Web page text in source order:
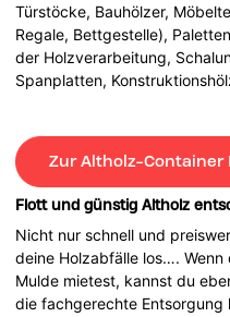
Türstöcke, Bauhölzer,
Regale, Bettgestelle),
der Holzverarbeitung,
Spanplatten,
Zur Altholz-Container
Flott und günstig Altholz
Nicht nur schnell und
deine Holzabfälle los….
Mulde mietest, kannst du
die fachgerechte Entsorgung